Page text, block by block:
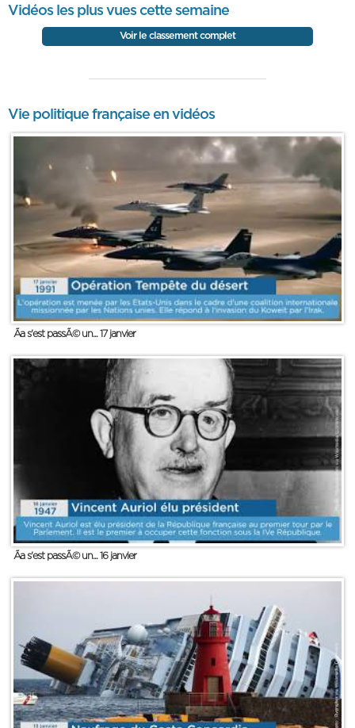
Vidéos les plus vues cette semaine
Voir le classement complet
Vie politique française en vidéos
Ãa s'est passÃ© un... 17 janvier
Ãa s'est passÃ© un... 16 janvier